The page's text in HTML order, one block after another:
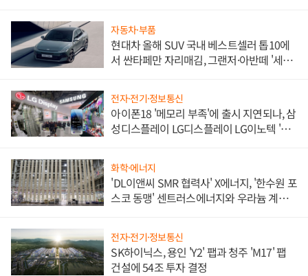
자동차·부품
현대차 올해 SUV 국내 베스트셀러 톱10에
서 싼타페만 자리매김, 그랜저·아반떼 '세단
전자·전기·정보통신
아이폰18 '메모리 부족'에 출시 지연되나, 삼
성디스플레이 LG디스플레이 LG이노텍 '탈
화학·에너지
'DL이앤씨 SMR 협력사' X에너지, '한수원 포
스코 동맹' 센트러스에너지와 우라늄 계약
전자·전기·정보통신
SK하이닉스, 용인 'Y2' 팹과 청주 'M17' 팹
건설에 54조 투자 결정